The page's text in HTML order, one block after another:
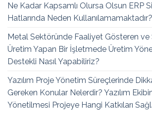
Ne Kadar Kapsamlı Olursa Olsun ERP
Hatlarında Neden Kullanılamamaktadır?
Metal Sektöründe Faaliyet Gösteren ve
Üretim Yapan Bir İşletmede Üretim
Destekli Nasıl Yapabiliriz?
Yazılım Proje Yönetim Süreçlerinde
Gereken Konular Nelerdir? Yazılım
Yönetilmesi Projeye Hangi Katkıları